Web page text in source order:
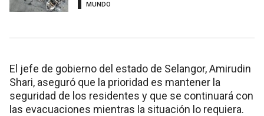
MUNDO
El jefe de gobierno del estado de Selangor, Amirudin
Shari, aseguró que la prioridad es mantener la
seguridad de los residentes y que se continuará con
las evacuaciones mientras la situación lo requiera.